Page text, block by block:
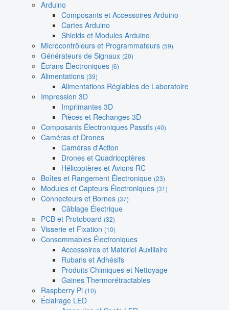
Arduino
Composants et Accessoires Arduino
Cartes Arduino
Shields et Modules Arduino
Microcontrôleurs et Programmateurs (59)
Générateurs de Signaux (20)
Écrans Électroniques (6)
Alimentations (39)
Alimentations Réglables de Laboratoire
Impression 3D
Imprimantes 3D
Pièces et Rechanges 3D
Composants Électroniques Passifs (40)
Caméras et Drones
Caméras d'Action
Drones et Quadricoptères
Hélicoptères et Avions RC
Boîtes et Rangement Électronique (23)
Modules et Capteurs Électroniques (31)
Connecteurs et Bornes (37)
Câblage Électrique
PCB et Protoboard (32)
Visserie et Fixation (10)
Consommables Électroniques
Accessoires et Matériel Auxiliaire
Rubans et Adhésifs
Produits Chimiques et Nettoyage
Gaines Thermorétractables
Raspberry Pi (10)
Éclairage LED